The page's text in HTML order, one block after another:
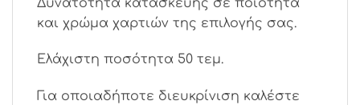
και χρώμα χαρτιών της επιλογής σας.
Ελάχιστη ποσότητα 50 τεμ.
Για οποιαδήποτε διευκρίνιση καλέστε